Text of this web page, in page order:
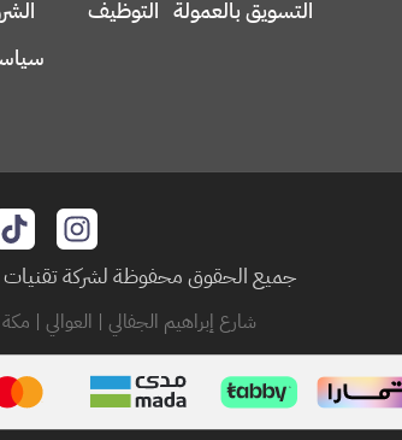
التسويق بالعمولة التوظيف
جميع الحقوق محفوظة لشركة تقنيات العلوم
شارع إبراهيم الجفالي | العوالي | مكة